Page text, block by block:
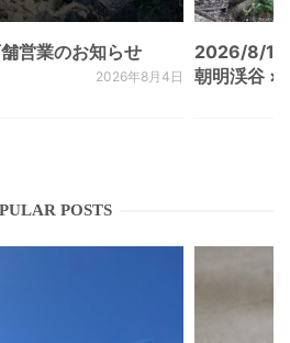
営業のお知らせ
2026年8月4日
2026/8/
朝明渓谷 ×
POSTS